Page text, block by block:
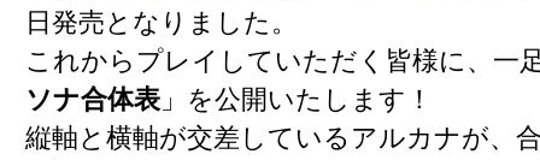
日発売となりました。
これからプレイしていただく皆様に、一
ソナ合体表 」を公開いたします！
縦軸と横軸が交差しているアルカナが、